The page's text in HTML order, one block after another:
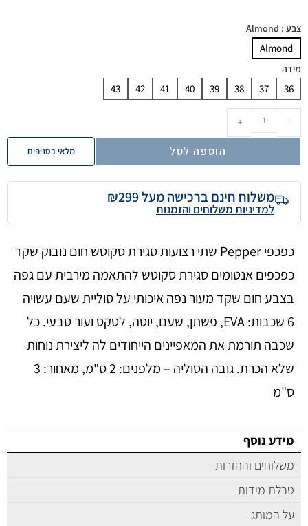
צבע : Almond
Almond
מידה
36
37
38
39
40
41
42
43
-
+
הוספה לסל מלאי בסניפים
משלוח חינם ברכישה מעל ₪299
למדיניות משלוחים והזמנות
כפכפי Pepper שתי רצועות סגירת סקוטש חום נובוק שקד
כפכפים אנטומים סגירת סקוטש להתאמה מירבית עם גפה
בצבע חום שקד מעור נפה איכותי על סוליית שעם עשויה
6 שכבות: EVA, פשתן, שעם, יוטה, לטקס ועור טבעי. כל
שכבה תורמת את המאפיינים הייחודים לה ליצירת נוחות
שלא הכרת. גובה הסוליה – מלפנים: 2 ס"מ, מאחור: 3
ס"מ
מידע נוסף
משלוחים והחזרות
טבלת מידות
על המותג